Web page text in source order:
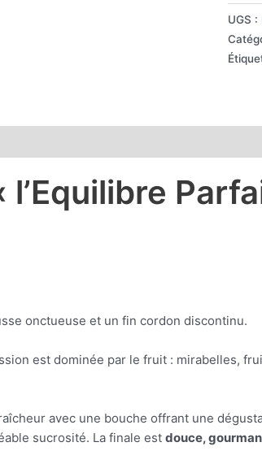
Parfait
UGS :
onctueuse et un fin cordon discontinu.
est dominée par le fruit : mirabelles,
avec une bouche offrant une
sucrosité. La finale estdouce,